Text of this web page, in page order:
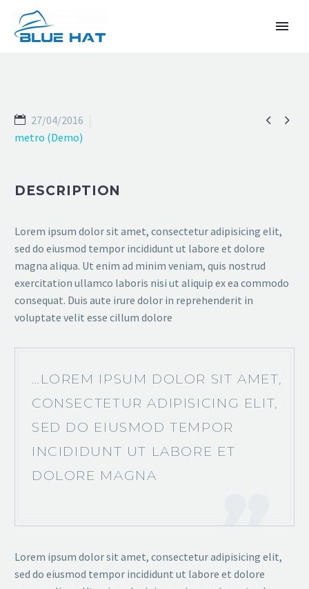
TIẾNG VIỆT
 
27/04/2016
metro (Demo)
DESCRIPTION
Lorem ipsum dolor sit amet, consectetur adipisicing elit,
sed do eiusmod tempor incididunt ut labore et dolore
magna aliqua. Ut enim ad minim veniam, quis nostrud
exercitation ullamco laboris nisi ut aliquip ex ea commodo
consequat. Duis aute irure dolor in reprehenderit in
voluptate velit esse cillum dolore
…LOREM IPSUM DOLOR SIT AMET,
CONSECTETUR ADIPISICING ELIT,
SED DO EIUSMOD TEMPOR
INCIDIDUNT UT LABORE ET
DOLORE MAGNA
Lorem ipsum dolor sit amet, consectetur adipisicing elit,
sed do eiusmod tempor incididunt ut labore et dolore